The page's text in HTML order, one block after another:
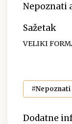
Nepoznati
Sažetak
VELIKI
Dodatne